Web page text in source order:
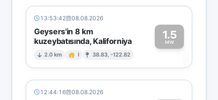
13:53:42 08.08.2026
Geysers'in 8 km
kuzeybatısında, Kaliforniya
2.0 km I 38.83, -122.82
1.5
MW1
12:44:16 08.08.2026